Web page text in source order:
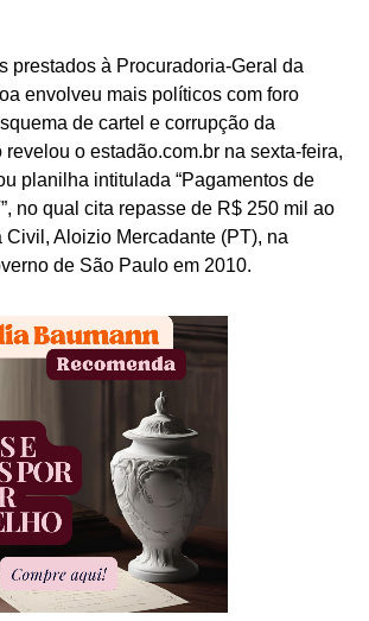
prestados à Procuradoria-Geral da
envolveu mais políticos com foro
de cartel e corrupção da
revelou o estadão.com.br na sexta-feira,
planilha intitulada “Pagamentos de
no qual cita repasse de R$ 250 mil ao
Civil, Aloizio Mercadante (PT), na
de São Paulo em 2010.